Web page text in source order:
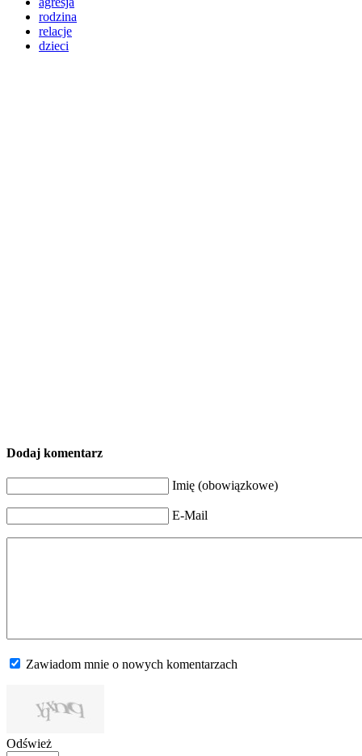
rodzina
relacje
dzieci
Dodaj komentarz
Imię (obowiązkowe)
E-Mail
Zawiadom mnie o nowych komentarzach
Odśwież